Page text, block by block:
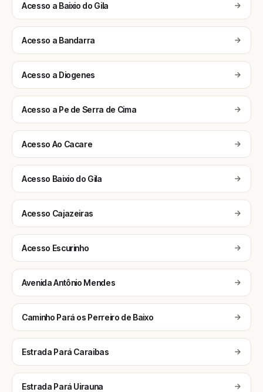
Acesso a Baixio do Gila
Acesso a Bandarra
Acesso a Diogenes
Acesso a Pe de Serra de Cima
Acesso Ao Cacare
Acesso Baixio do Gila
Acesso Cajazeiras
Acesso Escurinho
Avenida Antônio Mendes
Caminho Pará os Perreiro de Baixo
Estrada Pará Caraibas
Estrada Pará Uirauna